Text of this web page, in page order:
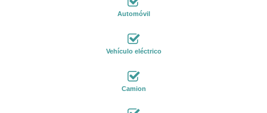
Automóvil
Vehículo eléctrico
Camion